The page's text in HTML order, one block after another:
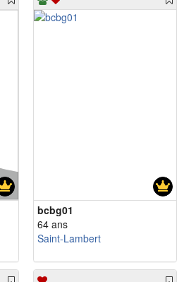
bcbg01
64 ans
Saint-Lambert